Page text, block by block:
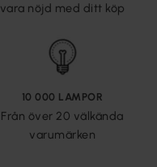
vara nöjd med ditt köp
10 000 LAMPOR
Från över 20 välkända
varumärken